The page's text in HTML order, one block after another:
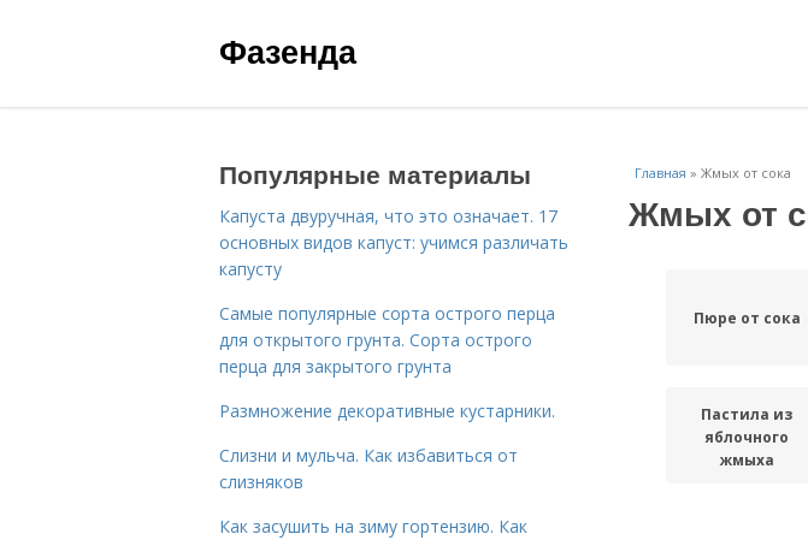
Фазенда
Главная » Жмых от сока
Жмых от
Пюре от сока
Пастила из
яблочного
жмыха
Популярные материалы
Капуста двуручная, что это означает. 17
основных видов капуст: учимся различать
капусту
Самые популярные сорта острого перца
для открытого грунта. Сорта острого
перца для закрытого грунта
Размножение декоративные кустарники.
Слизни и мульча. Как избавиться от
слизняков
Как засушить на зиму гортензию. Как